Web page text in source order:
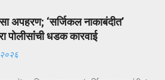
अपहरण; ‘सर्जिकल नाकाबंदीत’
पोलीसांंची धडक कारवाई
२०२६